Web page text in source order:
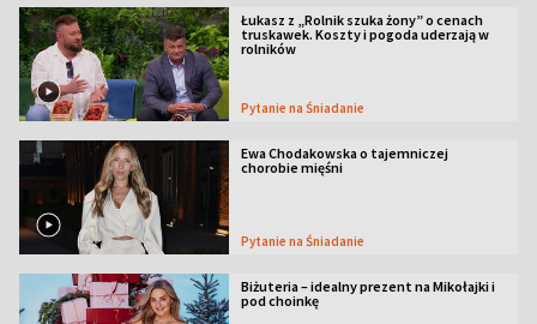
Łukasz z „Rolnik szuka żony” o cenach
truskawek. Koszty i pogoda uderzają w
rolników
Pytanie na Śniadanie
Ewa Chodakowska o tajemniczej
chorobie mięśni
Pytanie na Śniadanie
Biżuteria – idealny prezent na Mikołajki i
pod choinkę